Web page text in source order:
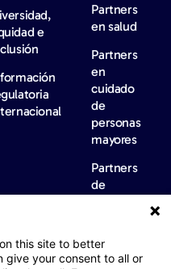
e
Partners
en salud
Partners
en
cuidado
de
personas
mayores
Partners
de
Empleo Contacta
this site to better
give your consent to all or